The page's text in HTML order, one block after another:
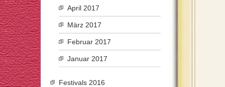
April 2017
März 2017
Februar 2017
Januar 2017
Festivals 2016